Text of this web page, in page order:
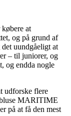
at
og på grund af
uundgåeligt at
– til juniorer, og
og endda nogle
udforske flere
MARITIME
på at få den mest